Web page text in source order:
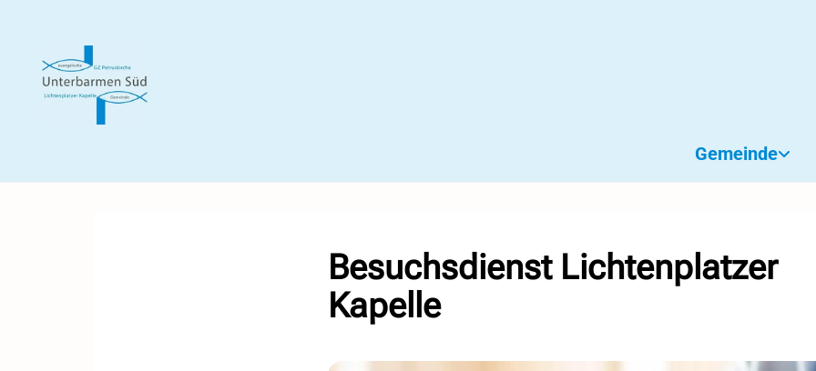
Gemeinde
Besuchsdienst Lichtenplatzer
Kapelle